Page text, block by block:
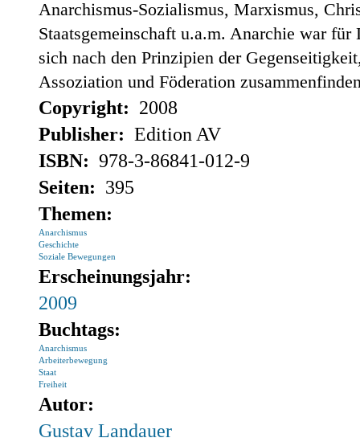
Anarchismus-Sozialismus, Marxismus,
Staatsgemeinschaft u.a.m. Anarchie war
sich nach den Prinzipien der
Assoziation und Föderation
Copyright: 2008
Publisher: Edition AV
ISBN: 978-3-86841-012-9
Seiten: 395
Themen:
Anarchismus
Geschichte
Soziale Bewegungen
Erscheinungsjahr:
2009
Buchtags:
Anarchismus
Arbeiterbewegung
Staat
Freiheit
Autor:
Gustav Landauer